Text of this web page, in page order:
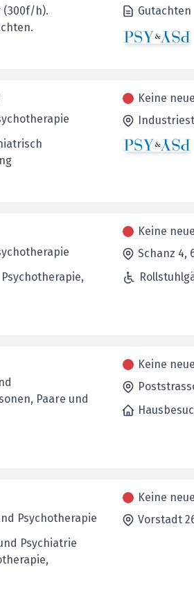
(300f/h).
Gutachten
Keine
Keine
Schanz 4,
Paare und
Keine
Psychotherapie
Psychiatrie
Keine
Vorstadt